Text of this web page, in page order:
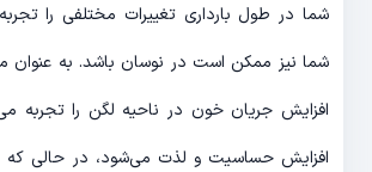
شما در طول بارداری تغییرات مختلفی را
شما نیز ممکن است در نوسان باشد. به عنوان
افزایش جریان خون در ناحیه لگن را تجربه
افزایش حساسیت و لذت می‌شود، در حالی که